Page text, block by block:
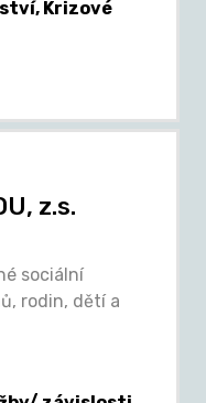
Krizové
z.s.
sociální
rodin, dětí a